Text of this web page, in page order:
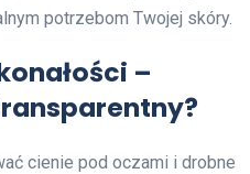
potrzebom Twojej skóry.
–
cienie pod oczami i drobne